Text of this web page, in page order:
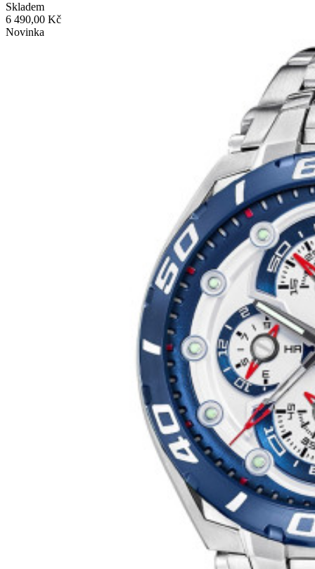
Skladem
6 490,00 Kč
Novinka